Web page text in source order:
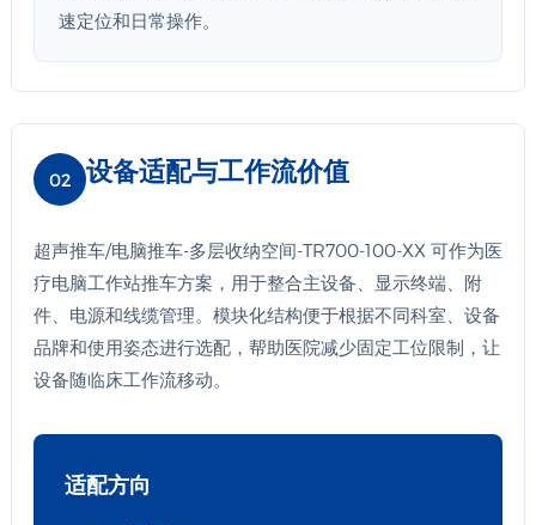
速定位和日常操作。
02 设备适配与工作流价值
超声推车/电脑推车-多层收纳空间-TR700-100-XX 可作为医
疗电脑工作站推车方案，用于整合主设备、显示终端、附
件、电源和线缆管理。模块化结构便于根据不同科室、设备
品牌和使用姿态进行选配，帮助医院减少固定工位限制，让
设备随临床工作流移动。
适配方向